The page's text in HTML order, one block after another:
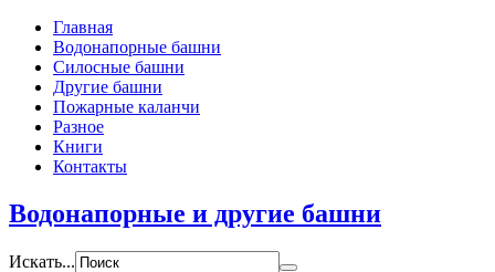
Главная
Водонапорные башни
Силосные башни
Другие башни
Пожарные каланчи
Разное
Книги
Контакты
Водонапорные и другие башни
Искать...